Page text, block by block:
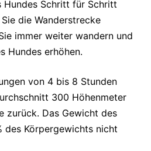
Hundes Schritt für Schritt
die Wanderstrecke
immer weiter wandern und
Hundes erhöhen.
von 4 bis 8 Stunden
300 Höhenmeter
zurück. Das Gewicht des
des Körpergewichts nicht